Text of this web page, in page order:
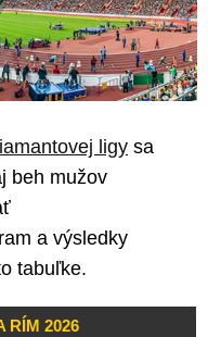
ligy sa
beh mužov
a výsledky
tabuľke.
RÍM 2026